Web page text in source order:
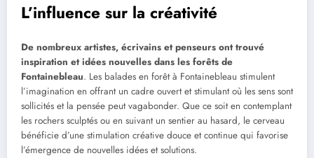
L’influence sur la créativité
De nombreux artistes, écrivains et penseurs ont trouvé
inspiration et idées nouvelles dans les forêts de
Fontainebleau. Les balades en forêt à Fontainebleau stimulent
l’imagination en offrant un cadre ouvert et stimulant où les sens sont
sollicités et la pensée peut vagabonder. Que ce soit en contemplant
les rochers sculptés ou en suivant un sentier au hasard, le cerveau
bénéficie d’une stimulation créative douce et continue qui favorise
l’émergence de nouvelles idées et solutions.